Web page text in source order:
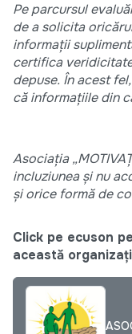
Pe parcursul
de a solicita
informații
certifica
depuse. În acest
că informațiile din
Asociația
incluziunea și nu
și orice formă de
Click pe ecuson
această